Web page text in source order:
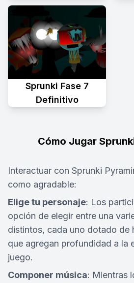
Sprunki Fase 7
Definitivo
Cómo Jugar
Interactuar con Sprunki
como agradable:
Elige tu personaje: Los
opción de elegir entre una
distintos, cada uno dotado de
que agregan profundidad a la
juego.
Componer música: Mientras